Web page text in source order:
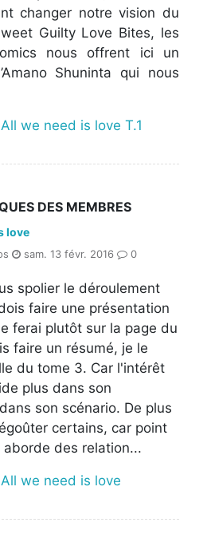
changer notre vision du
Guilty Love Bites, les
nous offrent ici un
Shuninta qui nous
we need is love T.1
DES MEMBRES
love
sam. 13 févr. 2016
0
spolier le déroulement
faire une présentation
ferai plutôt sur la page du
faire un résumé, je le
du tome 3. Car l'intérêt
plus dans son
son scénario. De plus
certains, car point
des relation...
we need is love